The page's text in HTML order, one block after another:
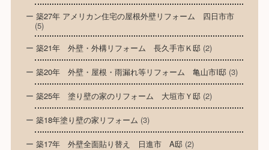
築27年 アメリカン住宅の屋根外壁リフォーム 四日市市
(5)
築21年 外壁・外構リフォーム 長久手市Ｋ邸(2)
築20年 外壁・屋根・雨漏れ等リフォーム 亀山市I邸(3)
築25年 塗り壁の家のリフォーム 大垣市Ｙ邸(2)
築18年塗り壁の家リフォーム (3)
築17年 外壁全面貼り替え 日進市 A邸(2)